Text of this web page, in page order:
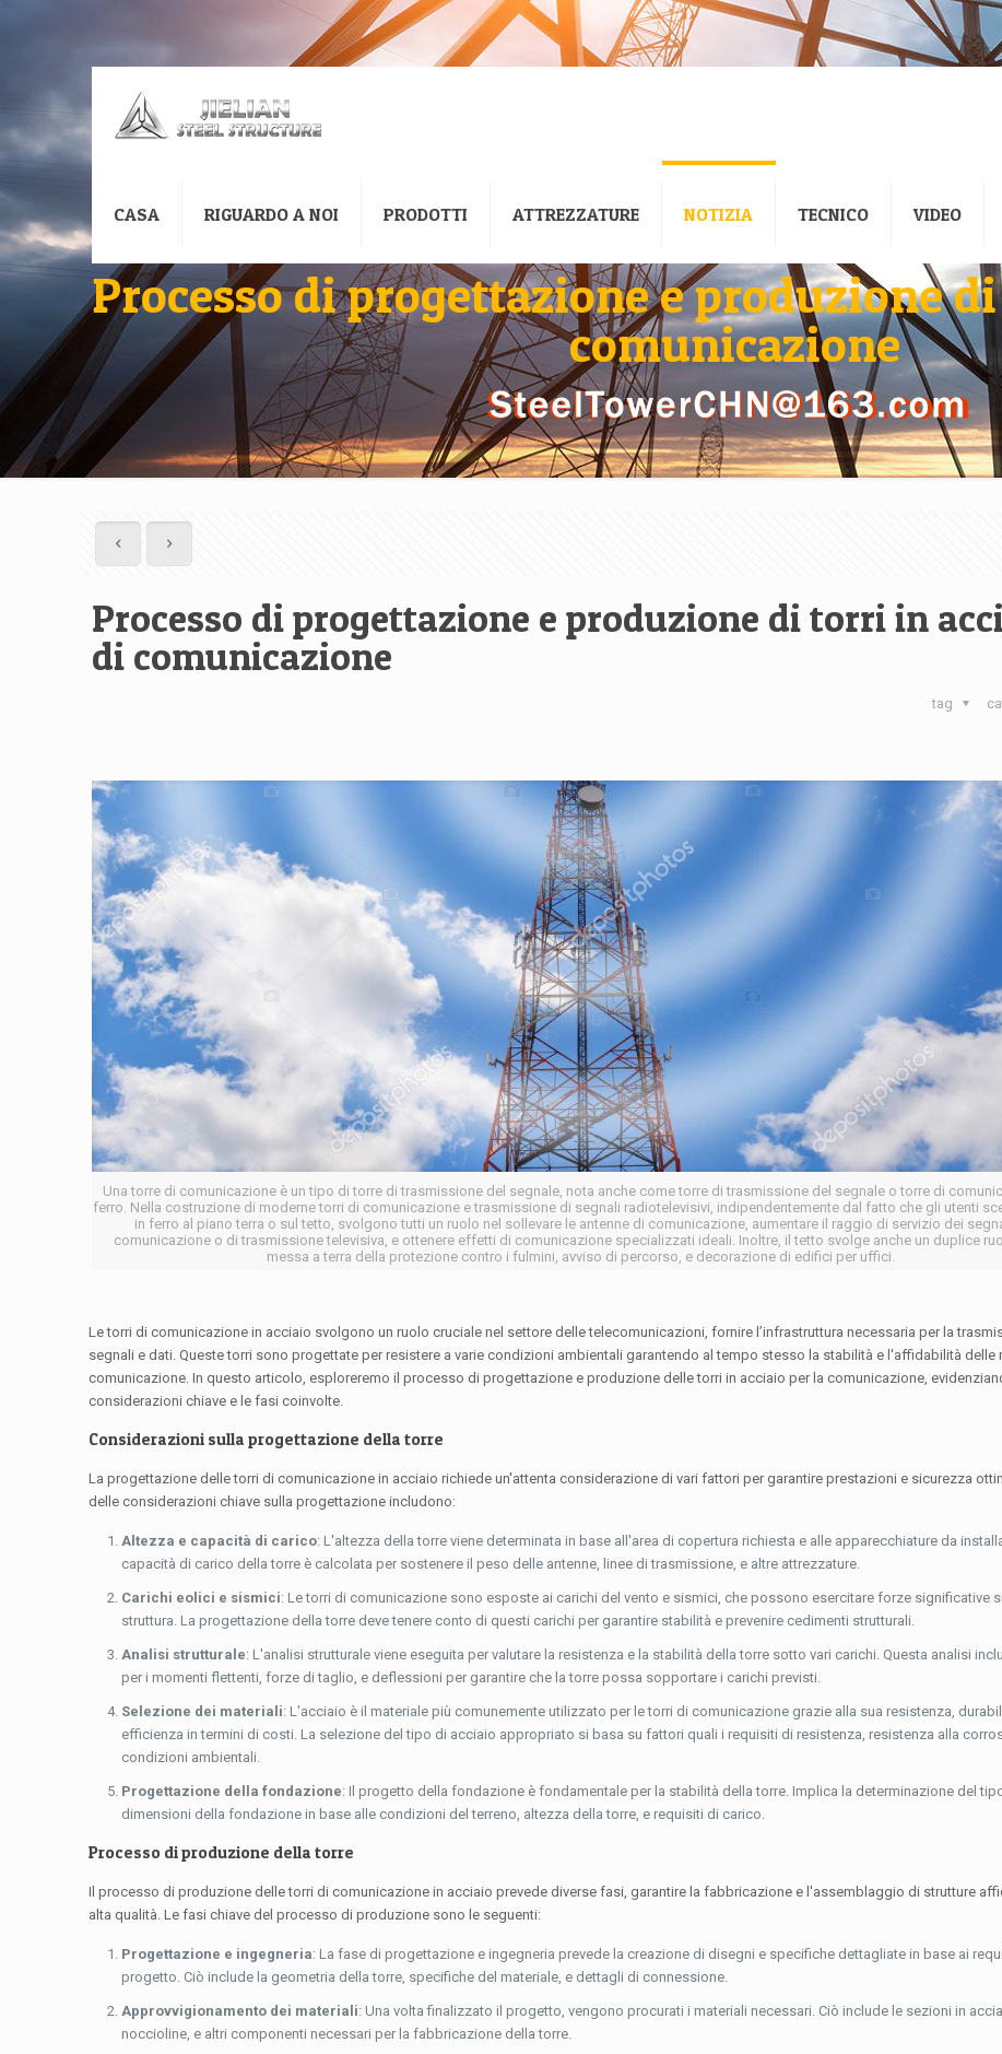
CASA RIGUARDO A NOI PRODOTTI ATTREZZATURE NOTIZIA TECNICO VIDEO
Processo di progettazione e produzione
comunicazione
Processo di progettazione e produzione di torri in
di comunicazione
tag
Una torre di comunicazione è un tipo di torre di trasmissione del segnale, nota anche come torre di trasmissione del segnale o torre di
ferro. Nella costruzione di moderne torri di comunicazione e trasmissione di segnali radiotelevisivi, indipendentemente dal fatto che gli utenti
in ferro al piano terra o sul tetto, svolgono tutti un ruolo nel sollevare le antenne di comunicazione, aumentare il raggio di servizio dei
comunicazione o di trasmissione televisiva, e ottenere effetti di comunicazione specializzati ideali. Inoltre, il tetto svolge anche un duplice
messa a terra della protezione contro i fulmini, avviso di percorso, e decorazione di edifici per uffici.
Le torri di comunicazione in acciaio svolgono un ruolo cruciale nel settore delle telecomunicazioni, fornire l’infrastruttura necessaria per la
segnali e dati. Queste torri sono progettate per resistere a varie condizioni ambientali garantendo al tempo stesso la stabilità e l'affidabilità delle
comunicazione. In questo articolo, esploreremo il processo di progettazione e produzione delle torri in acciaio per la comunicazione,
considerazioni chiave e le fasi coinvolte.
Considerazioni sulla progettazione della torre
La progettazione delle torri di comunicazione in acciaio richiede un'attenta considerazione di vari fattori per garantire prestazioni e sicurezza
delle considerazioni chiave sulla progettazione includono:
Altezza e capacità di carico: L'altezza della torre viene determinata in base all'area di copertura richiesta e alle apparecchiature da
capacità di carico della torre è calcolata per sostenere il peso delle antenne, linee di trasmissione, e altre attrezzature.
Carichi eolici e sismici: Le torri di comunicazione sono esposte ai carichi del vento e sismici, che possono esercitare forze significative
struttura. La progettazione della torre deve tenere conto di questi carichi per garantire stabilità e prevenire cedimenti strutturali.
Analisi strutturale: L'analisi strutturale viene eseguita per valutare la resistenza e la stabilità della torre sotto vari carichi. Questa analisi
per i momenti flettenti, forze di taglio, e deflessioni per garantire che la torre possa sopportare i carichi previsti.
Selezione dei materiali: L'acciaio è il materiale più comunemente utilizzato per le torri di comunicazione grazie alla sua resistenza,
efficienza in termini di costi. La selezione del tipo di acciaio appropriato si basa su fattori quali i requisiti di resistenza, resistenza alla
condizioni ambientali.
Progettazione della fondazione: Il progetto della fondazione è fondamentale per la stabilità della torre. Implica la determinazione del
dimensioni della fondazione in base alle condizioni del terreno, altezza della torre, e requisiti di carico.
Processo di produzione della torre
Il processo di produzione delle torri di comunicazione in acciaio prevede diverse fasi, garantire la fabbricazione e l'assemblaggio di strutture
alta qualità. Le fasi chiave del processo di produzione sono le seguenti:
Progettazione e ingegneria: La fase di progettazione e ingegneria prevede la creazione di disegni e specifiche dettagliate in base ai
progetto. Ciò include la geometria della torre, specifiche del materiale, e dettagli di connessione.
Approvvigionamento dei materiali: Una volta finalizzato il progetto, vengono procurati i materiali necessari. Ciò include le sezioni in
noccioline, e altri componenti necessari per la fabbricazione della torre.